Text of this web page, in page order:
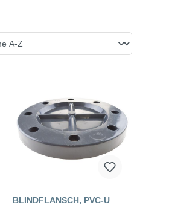
BLINDFLANSCH, PVC-U